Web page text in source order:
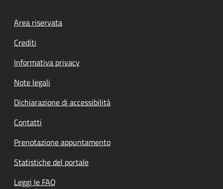
Footer menu
Area riservata
Crediti
Informativa privacy
Note legali
Dichiarazione di accessibilità
Contatti
Prenotazione appuntamento
Statistiche del portale
Leggi le FAQ